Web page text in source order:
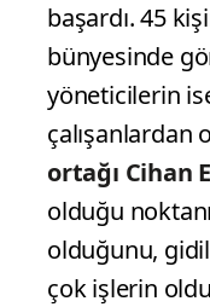
başardı. 45
bünyesinde
yöneticilerin
çalışanlardan
ortağı Cihan
olduğu
olduğunu,
çok işlerin